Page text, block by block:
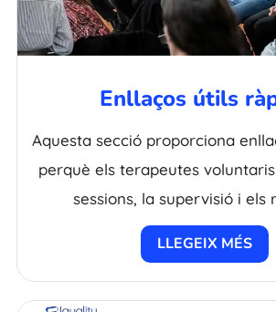
Enllaços útils
Aquesta secció proporciona
perquè els terapeutes
sessions, la supervisió i els
LLEGEIX MÉS